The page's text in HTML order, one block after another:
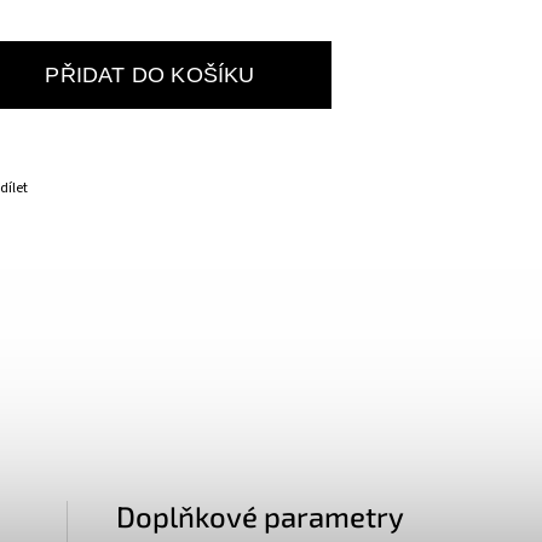
PŘIDAT DO KOŠÍKU
Doplňkové parametry